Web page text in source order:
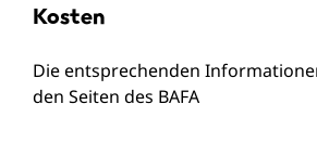
Kosten
Die entsprechenden
den Seiten des BAFA